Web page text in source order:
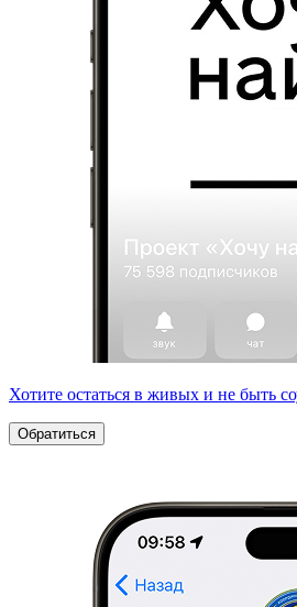
Хотите остаться в живых и не быть
Обратиться